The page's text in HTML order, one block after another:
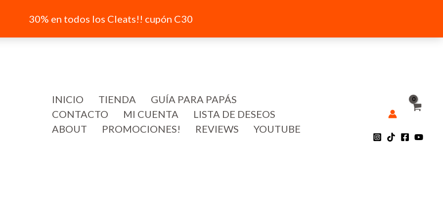
30% en todos los Cleats!! cupón C30
INICIO
TIENDA
GUÍA PARA PAPÁS
CONTACTO
MI CUENTA
LISTA DE DESEOS
ABOUT
PROMOCIONES! REVIEWS YOUTUBE